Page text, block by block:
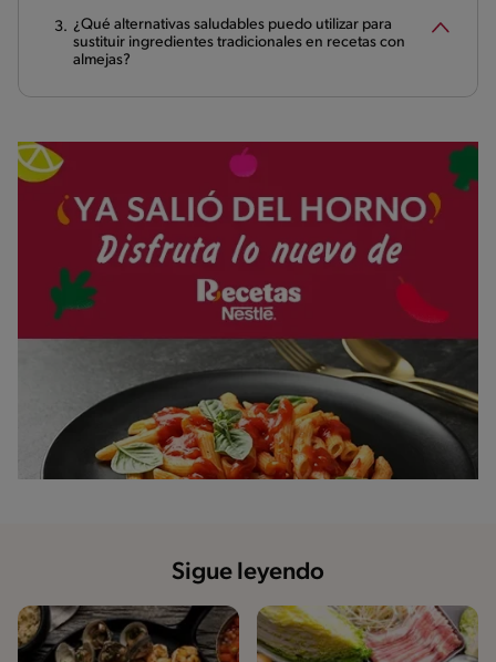
¿Qué alternativas saludables puedo utilizar para
sustituir ingredientes tradicionales en recetas con
almejas?
Sigue leyendo